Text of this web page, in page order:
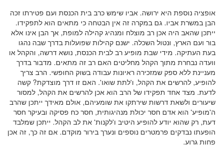
אופציה נוספת היא ירושה. אביו שימש כרב בית הכנסת ועם פטירתו זכה
הבן במשרת אביו. גם במקרה זה אין הבטחה כי מתאים הוא לתפקידו.
ייתכן שהאב היה אכן רב מוצלח ומנהיג קהילה למופת, אך הבן אינו אלא
בור ועם הארץ, ונטול השכלה. ישנם קהילות שפועלות בדרך שבה נהגו
בעת העתיקה. מידי שבת מופיע רב לבית הכנסת, נושא דרשה, והקהל או
וועדה נבחרת מתוך הקהל מחליטים האם רב זה מתאים. מדבור בדרך
מעניינת ללא ספק שמזכירה ראיונות עבודה בשוק החופשי. הרב צריך
להופיע, להרשים את הקהל, ו'לתת שואו'. האם זו דרך מוצדקת? קשה
לדעת. מצד אחד תפקידו של הרב הוא אכן להרשים את הקהל, למסור
שיעורים ולשאת דרשות שירתקו את שומעיהם, אולם מאידך ייתכן שהרב
ה'מופיע' הוא אדם חסר יכולת מנהיגותית, חסר כח פסיקה ובעיקר חסר
דעת, רק שהוא יודע להופיע היטיב ו'לקנות' את לב הקהל. ייתכן שמלבד
הופעתו נבדקים פרמטרים נוספים ונערך בירור מוקדם. אם זה כך, זה אכן
פחות גרוע.